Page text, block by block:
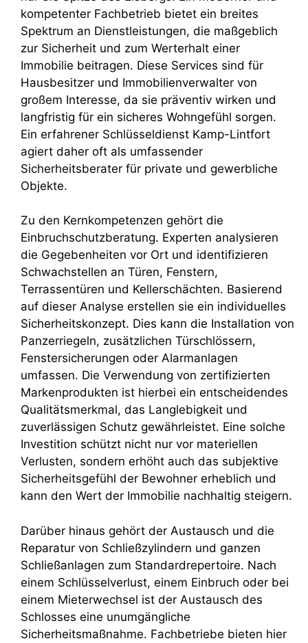
kompetenter Fachbetrieb bietet ein breites
Spektrum an Dienstleistungen, die maßgeblich
zur Sicherheit und zum Werterhalt einer
Immobilie beitragen. Diese Services sind für
Hausbesitzer und Immobilienverwalter von
großem Interesse, da sie präventiv wirken und
langfristig für ein sicheres Wohngefühl sorgen.
Ein erfahrener Schlüsseldienst Kamp-Lintfort
agiert daher oft als umfassender
Sicherheitsberater für private und gewerbliche
Objekte.
Zu den Kernkompetenzen gehört die
Einbruchschutzberatung. Experten analysieren
die Gegebenheiten vor Ort und identifizieren
Schwachstellen an Türen, Fenstern,
Terrassentüren und Kellerschächten. Basierend
auf dieser Analyse erstellen sie ein individuelles
Sicherheitskonzept. Dies kann die Installation von
Panzerriegeln, zusätzlichen Türschlössern,
Fenstersicherungen oder Alarmanlagen
umfassen. Die Verwendung von zertifizierten
Markenprodukten ist hierbei ein entscheidendes
Qualitätsmerkmal, das Langlebigkeit und
zuverlässigen Schutz gewährleistet. Eine solche
Investition schützt nicht nur vor materiellen
Verlusten, sondern erhöht auch das subjektive
Sicherheitsgefühl der Bewohner erheblich und
kann den Wert der Immobilie nachhaltig steigern.
Darüber hinaus gehört der Austausch und die
Reparatur von Schließzylindern und ganzen
Schließanlagen zum Standardrepertoire. Nach
einem Schlüsselverlust, einem Einbruch oder bei
einem Mieterwechsel ist der Austausch des
Schlosses eine unumgängliche
Sicherheitsmaßnahme. Fachbetriebe bieten hier